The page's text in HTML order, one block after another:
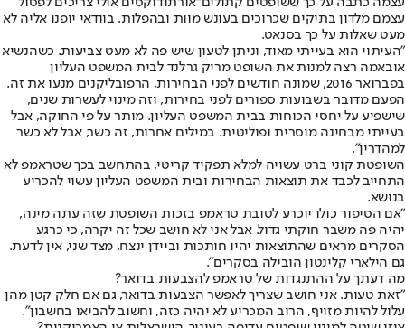
עצמם מלדון בתיקים שכרוכים בעונש מוות ובהפלות. בוודאי יופנו אליה לא
מעט שאלות על כך בסנאט.
"העיתוי הוא בעייתי מאוד, וניתן לטעון שיש פה לא מעט צביעות. כשהנשיא
אובאמה רצה למנות את השופט מריק גרלנד לבית המשפט העליון
בפברואר 2016, שמונה חודשים לפני הבחירות, הרפובליקנים מנעו את זה.
הפעם מדובר בשבועות ספורים לפני בחירות, וזה מינוי לעשרות שנים,
שישפיע על יחסי הכוחות בבית המשפט העליון. מותר על פי החוקה, אבל
בעייתי מבחינה מוסרית ופוליטית. במילים אחרות, זה כשר, אבל לא כשר
למהדרין".
השופטת קוני ברט עשויה למלא תפקיד קריטי, בהתחשב בכך שטראמפ לא
התחייב לכבד את תוצאות הבחירות ובית המשפט העליון עשוי להכריע
בנושא.
"אם הסיפור כולו יוכרע לטובת טראמפ בזכות השופטת שזה עתה מינה,
יהיה פה משבר חוקתי גדול. אבל אני לא חושב שכל זה יקרה, כי כרגע
הסקרים מראים שהתוצאות יהיו חותכות וביידן ינצח. מצד שני, אין לדעת.
גם הילארי קלינטון הובילה בסקרים".
מה דעתך על ההתנגדות של טראמפ להצבעות בדואר?
"זאת טעות. אני חושב שצריך לאפשר הצבעות בדואר, גם אם חלק קטן מהן
עלול להיות מזויף, הרוב המכריע לא יהיה כזה, וחשוב להביאו בחשבון".